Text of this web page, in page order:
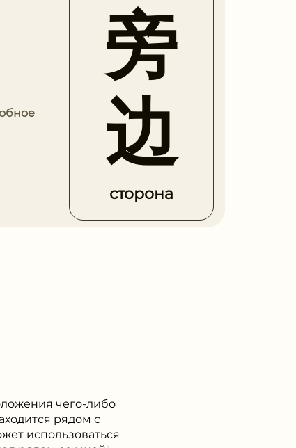
旁
边
сторона
чего-либо
рядом с
использоваться